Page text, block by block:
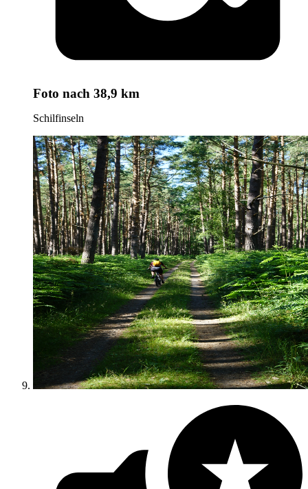
Foto nach 38,9 km
Schilfinseln